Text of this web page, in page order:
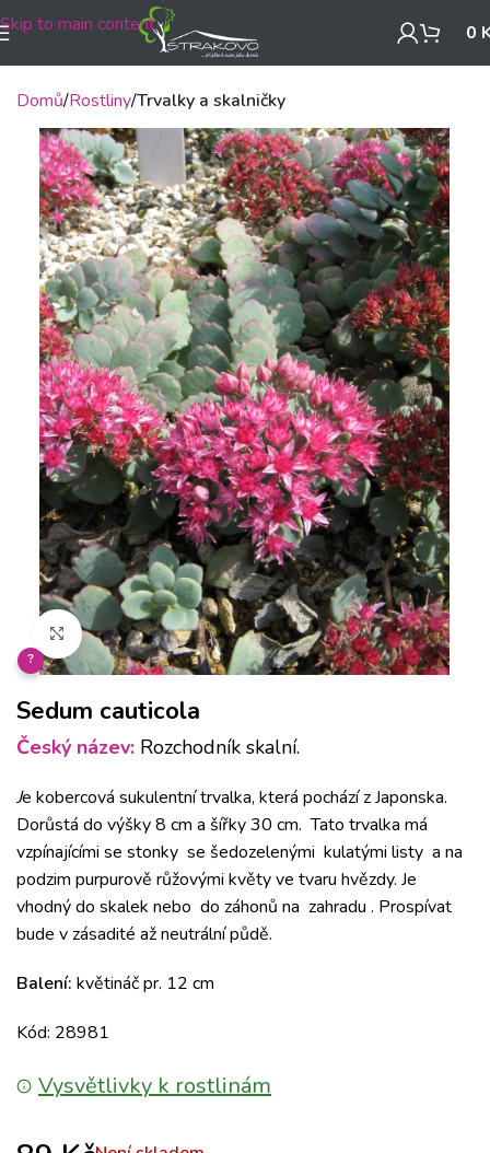
Skip to main content 0
Domů Rostliny Trvalky a skalničky
Klikněte pro zvětšení
?
Sedum cauticola
Český název: Rozchodník skalní.
Je kobercová sukulentní trvalka, která pochází z Japonska.
Dorůstá do výšky 8 cm a šířky 30 cm. Tato trvalka má
vzpínajícími se stonky se šedozelenými kulatými listy a na
podzim purpurově růžovými květy ve tvaru hvězdy. Je
vhodný do skalek nebo do záhonů na zahradu . Prospívat
bude v zásadité až neutrální půdě.
Balení: květináč pr. 12 cm
Kód: 28981
Vysvětlivky k rostlinám